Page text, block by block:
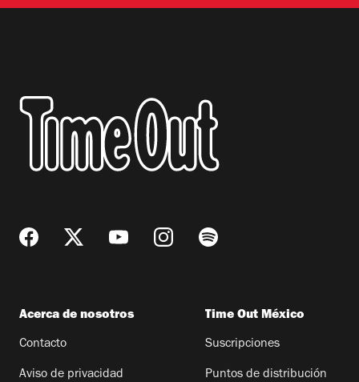
Acerca de nosotros
Contacto
Aviso de privacidad
Time Out México
Suscripciones
Puntos de distribución